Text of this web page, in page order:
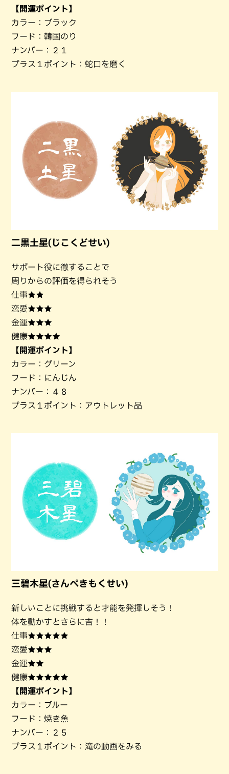
【開運ポイント】
カラー：ブラック
フード：韓国のり
ナンバー：２１
プラス１ポイント：蛇口を磨く
二黒土星(じこくどせい)
サポート役に徹することで
周りからの評価を得られそう
仕事★★
恋愛★★★
金運★★★
健康★★★★
【開運ポイント】
カラー：グリーン
フード：にんじん
ナンバー：４８
プラス１ポイント：アウトレット品
三碧木星(さんぺきもくせい)
新しいことに挑戦すると才能を発揮しそう！
体を動かすとさらに吉！！
仕事★★★★★
恋愛★★★
金運★★
健康★★★★★
【開運ポイント】
カラー：ブルー
フード：焼き魚
ナンバー：２５
プラス１ポイント：滝の動画をみる